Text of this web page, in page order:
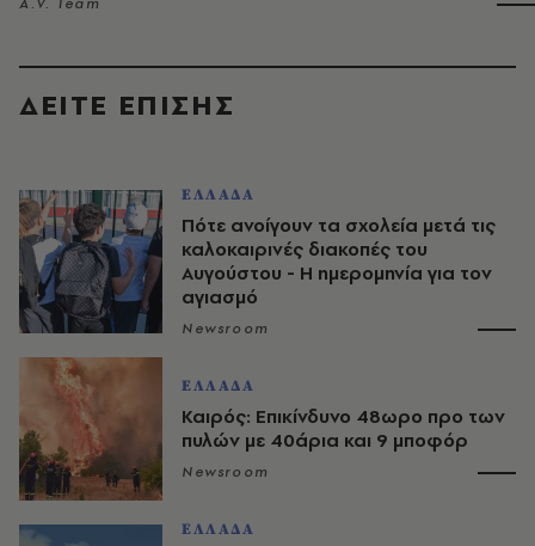
ΔΕΙΤΕ ΕΠΙΣΗΣ
ΕΛΛΑΔΑ
Πότε ανοίγουν τα σχολεία μετά τις
καλοκαιρινές διακοπές του
Αυγούστου - Η ημερομηνία για τον
αγιασμό
Newsroom
ΕΛΛΑΔΑ
Καιρός: Επικίνδυνο 48ωρο προ των
πυλών με 40άρια και 9 μποφόρ
Newsroom
ΕΛΛΑΔΑ